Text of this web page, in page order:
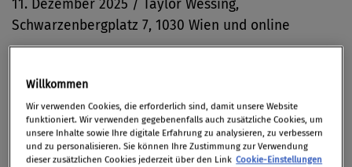
11. Dezember 2025 / Taylor Wessing,
Schwarzenbergplatz 7, 1030 Wien und online
Am Donnerstag, 11. Dezember 2025 ab 16:00
Uhr lädt der Österreichische Compliance Officer
Verbund (ÖCOV) seine Mitglieder zur 13.
Willkommen
Wir verwenden Cookies, die erforderlich sind, damit unsere Website
funktioniert. Wir verwenden gegebenenfalls auch zusätzliche Cookies, um
unsere Inhalte sowie Ihre digitale Erfahrung zu analysieren, zu verbessern
und zu personalisieren. Sie können Ihre Zustimmung zur Verwendung
dieser zusätzlichen Cookies jederzeit über den Link Cookie-Einstellungen